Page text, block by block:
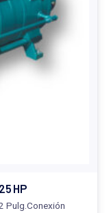
HP
Pulg.Conexión